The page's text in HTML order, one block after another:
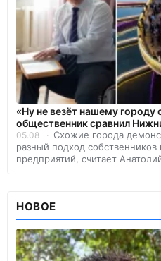
«Ну не везёт нашему городу
общественник сравнил
05.08
Схожие города
разный подход
предприятий, считает
НОВОЕ